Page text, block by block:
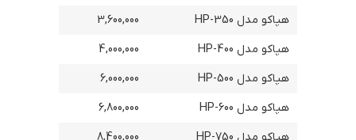
هپاکو مدل HP-350
3,600,000
هپاکو مدل HP-400
4,000,000
هپاکو مدل HP-500
6,000,000
هپاکو مدل HP-600
6,800,000